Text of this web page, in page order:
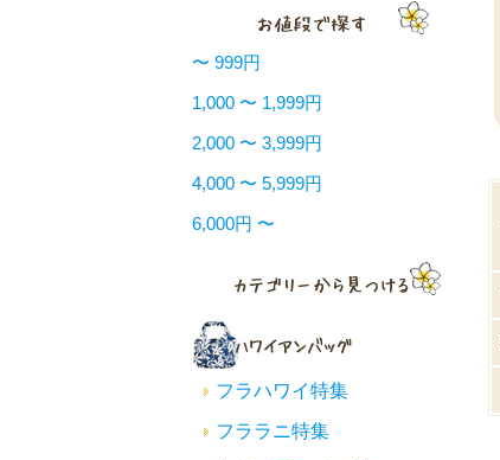
〜 999円
1,000 〜 1,999円
2,000 〜 3,999円
4,000 〜 5,999円
6,000円 〜
フラハワイ特集
フララニ特集